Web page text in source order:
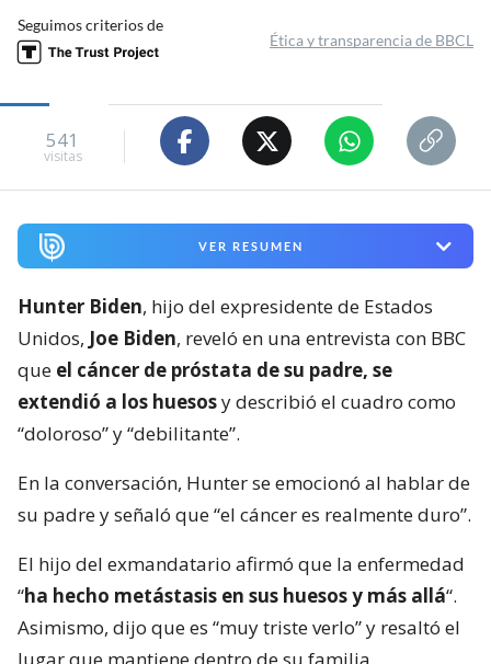
Seguimos criterios de
Ética y transparencia de BBCL
541
visitas
VER RESUMEN
Hunter Biden, hijo del expresidente de Estados
Unidos, Joe Biden, reveló en una entrevista con BBC
que el cáncer de próstata de su padre, se
extendió a los huesosy describió el cuadro como
“doloroso” y “debilitante”.
En la conversación, Hunter se emocionó al hablar de
su padre y señaló que “el cáncer es realmente duro”.
El hijo del exmandatario afirmó que la enfermedad
“ha hecho metástasis en sus huesos y más allá“.
Asimismo, dijo que es “muy triste verlo” y resaltó el